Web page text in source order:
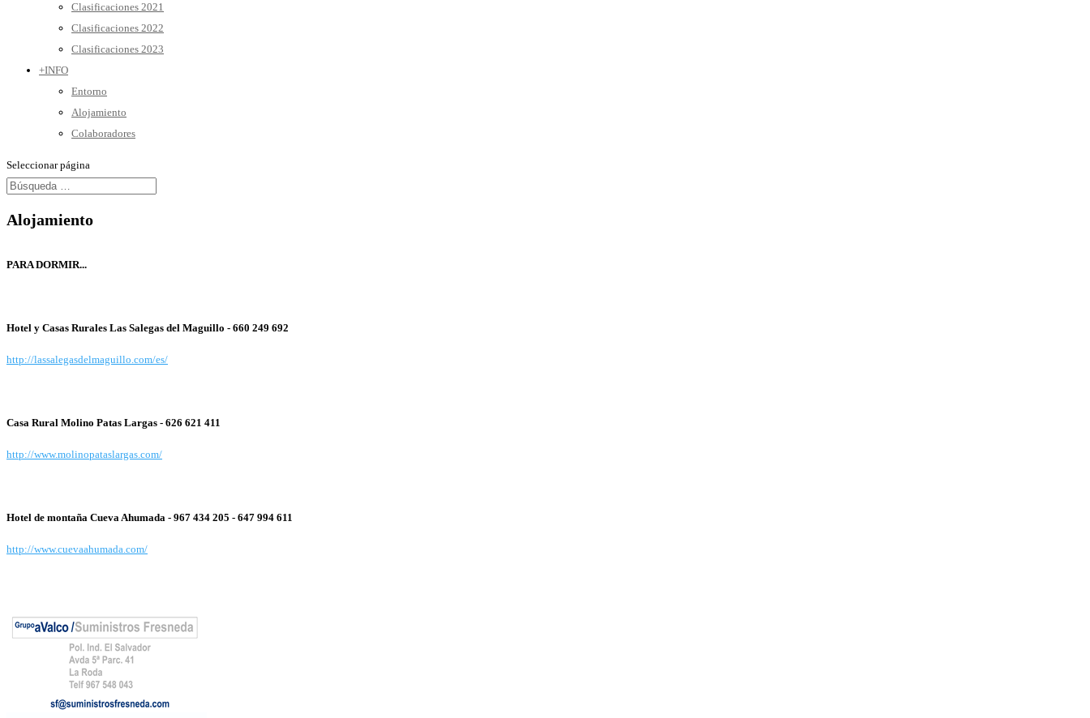
Clasificaciones 2021
Clasificaciones 2022
Clasificaciones 2023
+INFO
Entorno
Alojamiento
Colaboradores
Seleccionar página
Alojamiento
PARA DORMIR...
Hotel y Casas Rurales Las Salegas del Maguillo - 660 249 692
http://lassalegasdelmaguillo.com/es/
Casa Rural Molino Patas Largas - 626 621 411
http://www.molinopataslargas.com/
Hotel de montaña Cueva Ahumada - 967 434 205 - 647 994 611
http://www.cuevaahumada.com/
http://www.pinaresdelguadalimar.com/
Pensión Guadalimar -686 94 56 79